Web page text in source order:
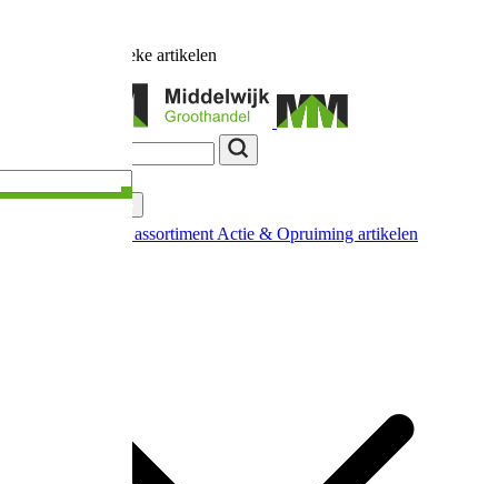
unieke artikelen
Nieuw in ons assortiment Actie & Opruiming artikelen